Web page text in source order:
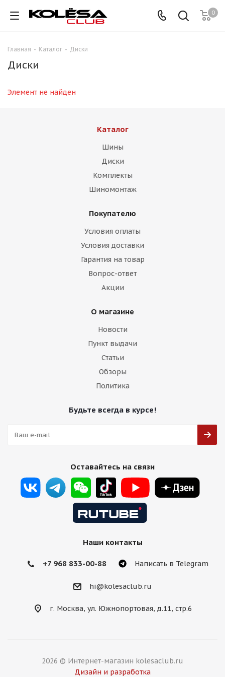
0
Главная - Каталог - Диски
Диски
Элемент не найден
Каталог
Шины
Диски
Комплекты
Шиномонтаж
Покупателю
Условия оплаты
Условия доставки
Гарантия на товар
Вопрос-ответ
Акции
О магазине
Новости
Пункт выдачи
Статьи
Обзоры
Политика
Будьте всегда в курсе!
Оставайтесь на связи
Наши контакты
+7 968 833-00-88 Написать в Telegram
hi@kolesaclub.ru
г. Москва, ул. Южнопортовая, д.11, стр.6
2026 © Интернет-магазин kolesaclub.ru
Дизайн и разработка